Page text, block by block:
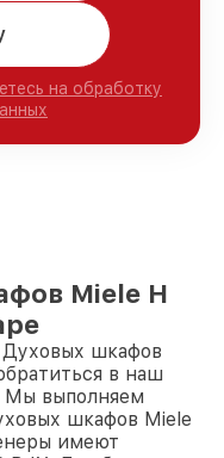
на обработку
Miele H
Духовых шкафов
в наш
Мы выполняем
шкафов Miele
имеют